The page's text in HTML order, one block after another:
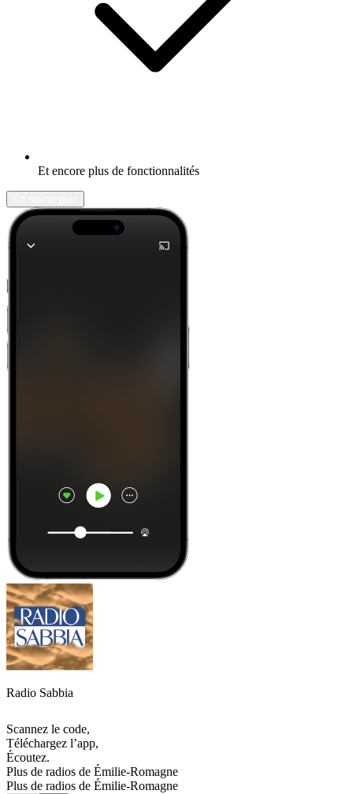
Et encore plus de fonctionnalités
Radio Sabbia
Scannez le code,
Téléchargez l’app,
Écoutez.
Plus de radios de Émilie-Romagne
Plus de radios de Émilie-Romagne